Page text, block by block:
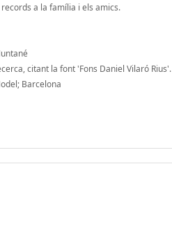
a la família i els amics.
citant la font 'Fons Daniel Vilaró
Barcelona